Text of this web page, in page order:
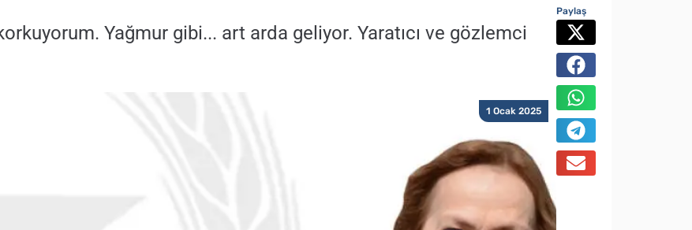
Yağmur gibi... art arda geliyor. Yaratıcı ve gözlemci
1 Ocak 2025
Paylaş